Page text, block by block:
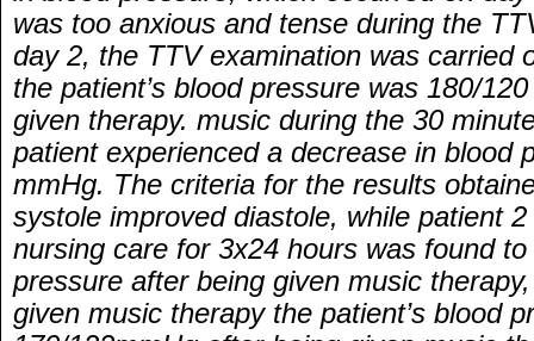
was too anxious and tense during the
day 2, the TTV examination was carried
the patient’s blood pressure was 180/
given therapy. music during the 30
patient experienced a decrease in blood
mmHg. The criteria for the results
systole improved diastole, while patient
nursing care for 3x24 hours was found
pressure after being given music
given music therapy the patient’s blood